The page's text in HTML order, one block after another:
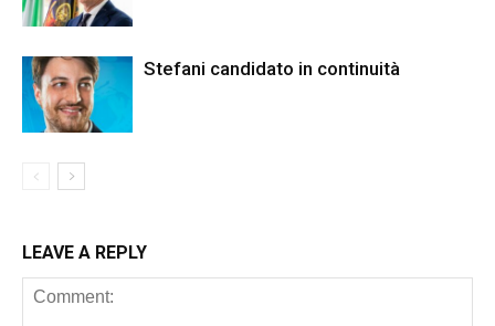
Stefani candidato in continuità
LEAVE A REPLY